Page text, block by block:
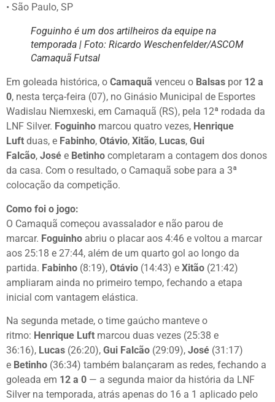
• São Paulo, SP
Foguinho é um dos artilheiros da equipe na
temporada | Foto: Ricardo Weschenfelder/ASCOM
Camaquã Futsal
Em goleada histórica, o Camaquã venceu o Balsas por 12 a
0, nesta terça-feira (07), no Ginásio Municipal de Esportes
Wadislau Niemxeski, em Camaquã (RS), pela 12ª rodada da
LNF Silver. Foguinho marcou quatro vezes, Henrique
Luft duas, e Fabinho, Otávio, Xitão, Lucas, Gui
Falcão, José e Betinho completaram a contagem dos donos
da casa. Com o resultado, o Camaquã sobe para a 3ª
colocação da competição.
Como foi o jogo:
O Camaquã começou avassalador e não parou de
marcar. Foguinho abriu o placar aos 4:46 e voltou a marcar
aos 25:18 e 27:44, além de um quarto gol ao longo da
partida. Fabinho (8:19), Otávio (14:43) e Xitão (21:42)
ampliaram ainda no primeiro tempo, fechando a etapa
inicial com vantagem elástica.
Na segunda metade, o time gaúcho manteve o
ritmo: Henrique Luft marcou duas vezes (25:38 e
36:16), Lucas (26:20), Gui Falcão (29:09), José (31:17)
e Betinho (36:34) também balançaram as redes, fechando a
goleada em 12 a 0 — a segunda maior da história da LNF
Silver na temporada, atrás apenas do 16 a 1 aplicado pelo